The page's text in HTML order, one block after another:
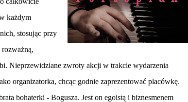
każdym
stosując przy
Nieprzewidziane zwroty akcji w trakcie wydarzenia
organizatorka, chcąc godnie zaprezentować placówkę.
bohaterki - Bogusza. Jest on egoistą i biznesmenem